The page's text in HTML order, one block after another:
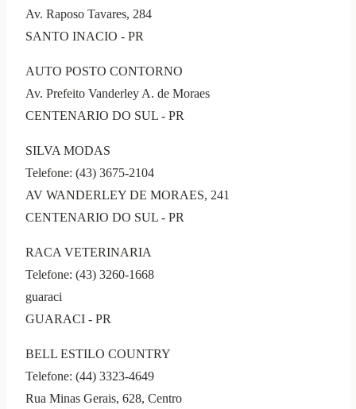
Av. Raposo Tavares, 284
SANTO INACIO - PR
AUTO POSTO CONTORNO
Av. Prefeito Vanderley A. de Moraes
CENTENARIO DO SUL - PR
SILVA MODAS
Telefone: (43) 3675-2104
AV WANDERLEY DE MORAES, 241
CENTENARIO DO SUL - PR
RACA VETERINARIA
Telefone: (43) 3260-1668
guaraci
GUARACI - PR
BELL ESTILO COUNTRY
Telefone: (44) 3323-4649
Rua Minas Gerais, 628, Centro